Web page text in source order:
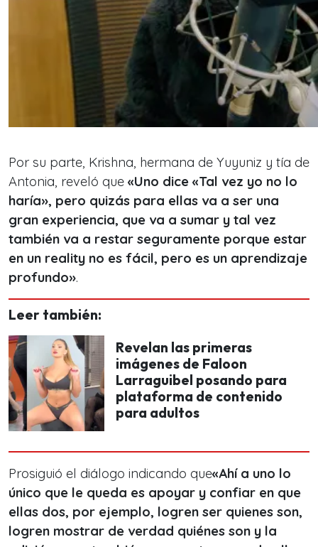
Por su parte, Krishna, hermana de Yuyuniz y tía de
Antonia, reveló que «Uno dice «Tal vez yo no lo
haría», pero quizás para ellas va a ser una
gran experiencia, que va a sumar y tal vez
también va a restar seguramente porque estar
en un reality no es fácil, pero es un aprendizaje
profundo».
Leer también:
Revelan las primeras
imágenes de Faloon
Larraguibel posando para
plataforma de contenido
para adultos
Prosiguió el diálogo indicando que«Ahí a uno lo
único que le queda es apoyar y confiar en que
ellas dos, por ejemplo, logren ser quienes son,
logren mostrar de verdad quiénes son y la